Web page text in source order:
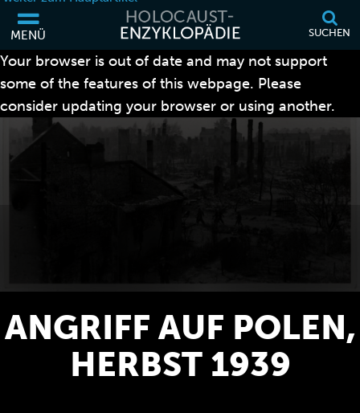
MENÜ SUCHEN
Your browser is out of date and may not support
some of the features of this webpage. Please
consider updating your browser or using another.
ANGRIFF AUF POLEN,
HERBST 1939